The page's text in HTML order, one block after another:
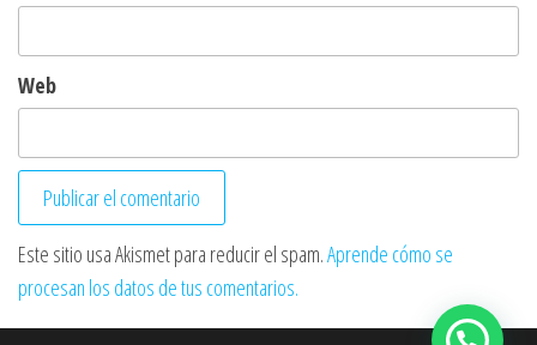
Web
Este sitio usa Akismet para reducir el spam.Aprende cómo se
procesan los datos de tus comentarios.